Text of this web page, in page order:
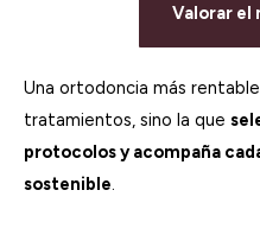
Valorar el
Una ortodoncia más
tratamientos, sino la que
protocolos y acompaña
sostenible.